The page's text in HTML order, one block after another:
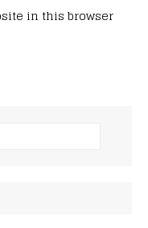
in this browser